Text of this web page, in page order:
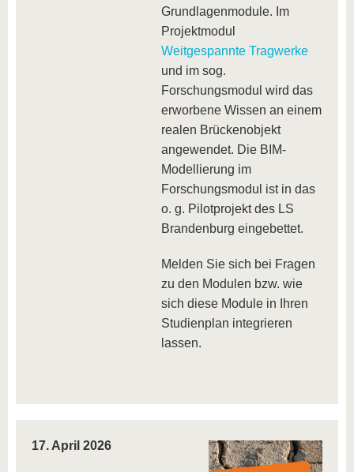
Grundlagenmodule. Im
Projektmodul
Weitgespannte Tragwerke
und im sog.
Forschungsmodul wird das
erworbene Wissen an einem
realen Brückenobjekt
angewendet. Die BIM-
Modellierung im
Forschungsmodul ist in das
o. g. Pilotprojekt des LS
Brandenburg eingebettet.
Melden Sie sich bei Fragen
zu den Modulen bzw. wie
sich diese Module in Ihren
Studienplan integrieren
lassen.
17. April 2026